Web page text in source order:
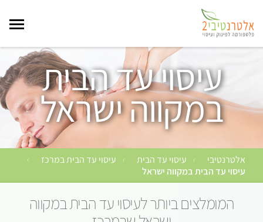
עיסוי עד הבית
במקווה ישראל
אלטרנטיבי › עיסוי עד הבית › עיסוי עד הבית במרכז ›
עיסוי עד הבית במקווה ישראל
המומלצים ביותר לעיסוי עד הבית במקווה